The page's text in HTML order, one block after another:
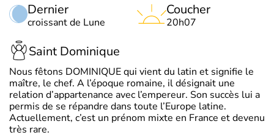
Dernier
croissant de Lune
Coucher
20h07
Saint Dominique
Nous fêtons DOMINIQUE qui vient du latin et signifie le
maître, le chef. A l’époque romaine, il désignait une
relation d’appartenance avec l’empereur. Son succès lui a
permis de se répandre dans toute l’Europe latine.
Actuellement, c’est un prénom mixte en France et devenu
très rare.